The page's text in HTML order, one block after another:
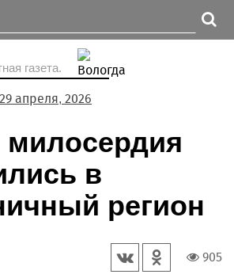
газета.
апреля, 2026
в
регион
905